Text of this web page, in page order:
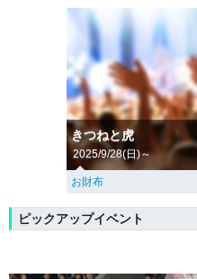
きつねと虎
2025/9/28(日)～
お財布
ピックアップイベント